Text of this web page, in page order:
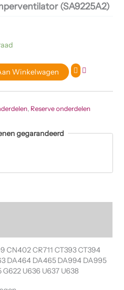
(SA9225A2)
Winkelwagen
, Reserve onderdelen
gegarandeerd
CN402 CR711 CT393 CT394
DA464 DA465 DA994 DA995
U636 U637 U638